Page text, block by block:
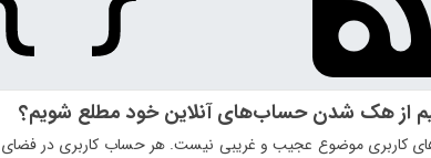
از هک شدن حساب‌های آنلاین خود مطلع شویم؟
موضوع عجیب و غریبی نیست. هر حساب کاربری در